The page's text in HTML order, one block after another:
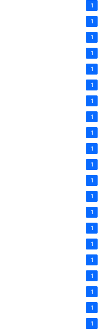
1
1
1
1
1
1
1
1
1
1
1
1
1
1
1
1
1
1
1
1
1